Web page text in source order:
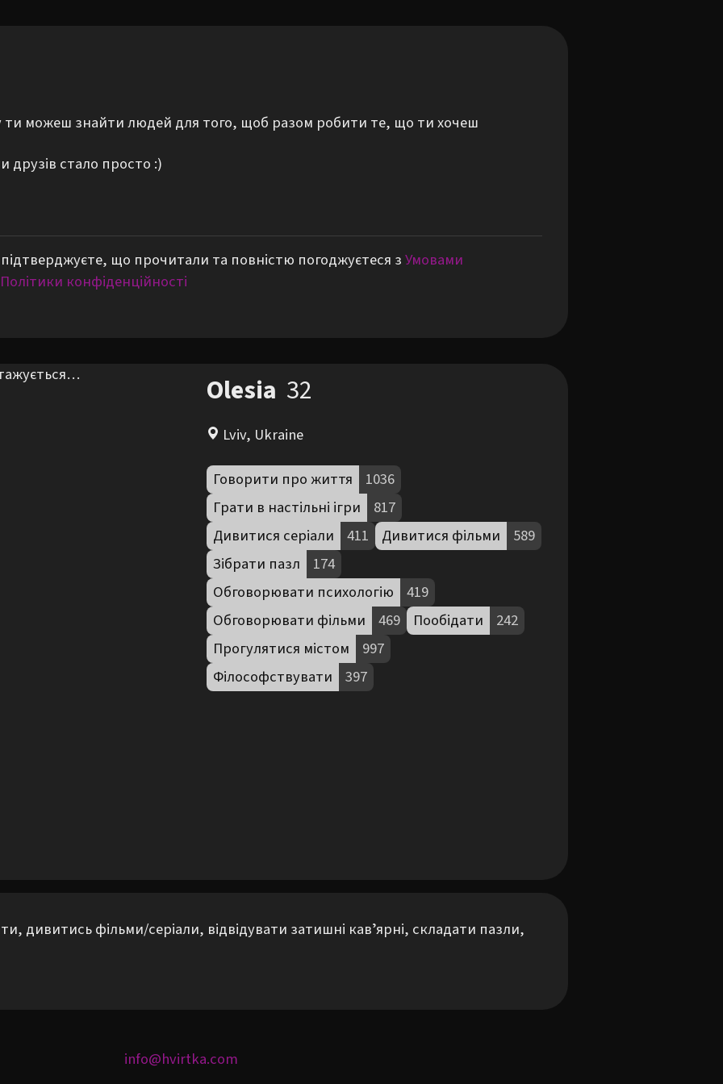
ти можеш знайти людей для того, щоб разом робити те, що ти хочеш
стало просто :)
що прочитали та повністю погоджуєтеся зУмовами
Політики конфіденційності
Olesia 32
Lviv, Ukraine
Говорити про життя
1036
Грати в настільні ігри
817
Дивитися серіали
411 Дивитися фільми
589
Зібрати пазл
174
Обговорювати психологію
419
Обговорювати фільми
469 Пообідати
242
Прогулятися містом
997
Філософствувати
397
дивитись фільми/серіали, відвідувати затишні кавʼярні, складати пазли,
info@hvirtka.com